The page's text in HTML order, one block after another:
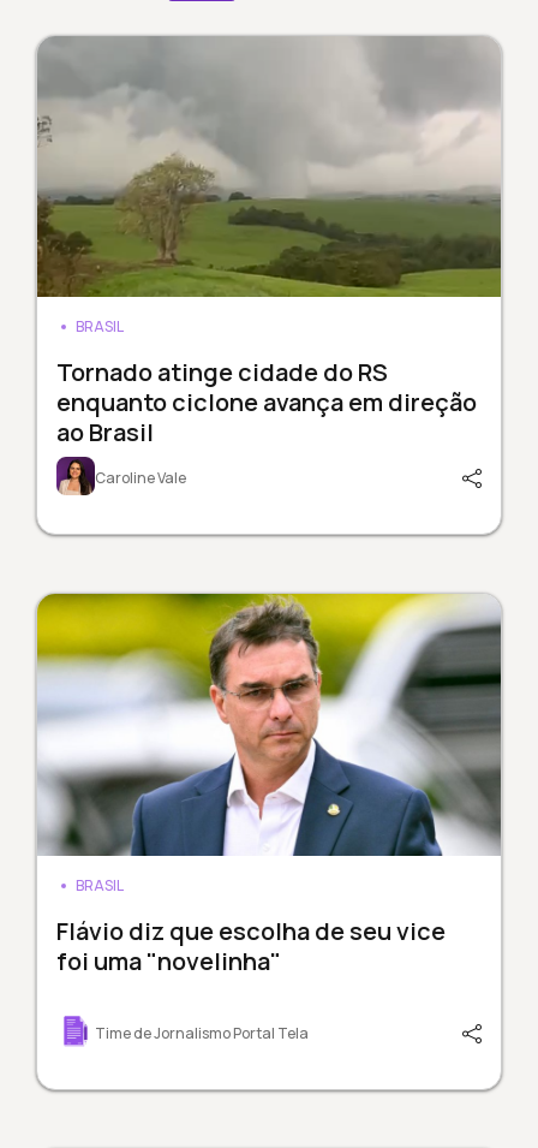
BRASIL
Tornado atinge cidade do RS
enquanto ciclone avança em direção
ao Brasil
Caroline Vale
BRASIL
Flávio diz que escolha de seu vice
foi uma "novelinha"
Time de Jornalismo Portal Tela